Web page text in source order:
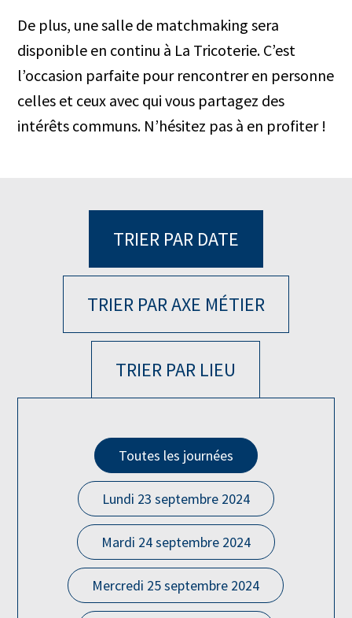
De plus, une salle de matchmaking sera
disponible en continu à La Tricoterie. C’est
l’occasion parfaite pour rencontrer en personne
celles et ceux avec qui vous partagez des
intérêts communs. N’hésitez pas à en profiter !
TRIER PAR DATE
TRIER PAR AXE MÉTIER
TRIER PAR LIEU
Toutes les journées
Lundi 23 septembre 2024
Mardi 24 septembre 2024
Mercredi 25 septembre 2024